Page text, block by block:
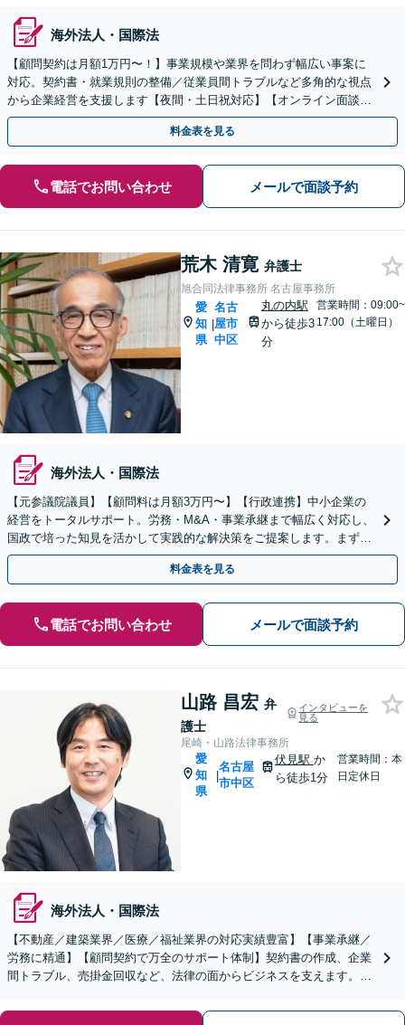
海外法人・国際法
【顧問契約は月額1万円〜！】事業規模や業界を問わず幅広い事案に
対応。契約書・就業規則の整備／従業員間トラブルなど多角的な視点
から企業経営を支援します【夜間・土日祝対応】【オンライン面談
可】【完全個室】
料金表を見る
電話でお問い合わせ メールで面談予約
荒木 清寛 弁護士
旭合同法律事務所 名古屋事務所
愛
知
県
|
名古
屋市
中区
丸の内駅
から徒歩3
分
営業時間：09:00~
17:00（土曜日）
海外法人・国際法
【元参議院議員】【顧問料は月額3万円〜】【行政連携】中小企業の
経営をトータルサポート。労務・M&A・事業承継まで幅広く対応し、
国政で培った知見を活かして実践的な解決策をご提案します。まずは
お気軽にご相談ください。
料金表を見る
電話でお問い合わせ メールで面談予約
山路 昌宏 弁
護士
インタビューを
見る
尾崎・山路法律事務所
愛
知
県
|
名古屋
市中区
伏見駅 か
ら徒歩1分
営業時間：本
日定休日
海外法人・国際法
【不動産／建築業界／医療／福祉業界の対応実績豊富】【事業承継／
労務に精通】【顧問契約で万全のサポート体制】契約書の作成、企業
間トラブル、売掛金回収など、法律の面からビジネスを支えます。フ